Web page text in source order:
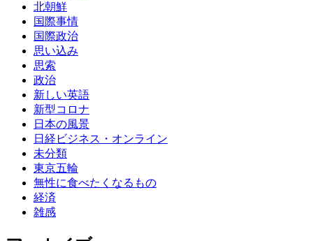
北朝鮮
国際事情
国際政治
思い込み
思索
政治
新しい英語
新型コロナ
日本の風景
日経ビジネス・オンライン
未分類
東京五輪
無性に食べたくなるもの
経済
雑感